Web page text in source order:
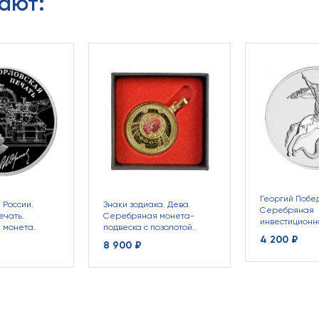
Знаки зодиака. Дева.
Серебряная монета-
подвеска с позолотой..
8 900 ₽
Георгий
Серебряная
4 200 ₽